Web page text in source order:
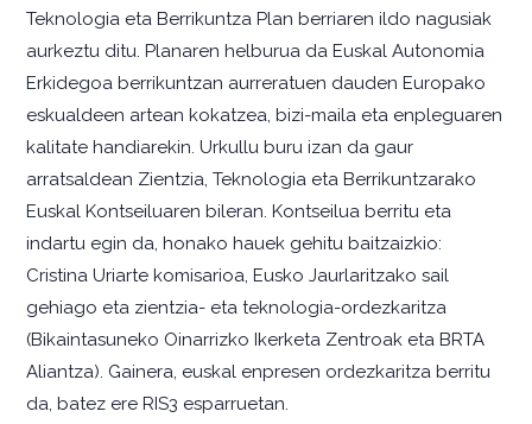
Teknologia eta Berrikuntza Plan berriaren ildo nagusiak
aurkeztu ditu. Planaren helburua da Euskal Autonomia
Erkidegoa berrikuntzan aurreratuen dauden Europako
eskualdeen artean kokatzea, bizi-maila eta enpleguaren
kalitate handiarekin. Urkullu buru izan da gaur
arratsaldean Zientzia, Teknologia eta Berrikuntzarako
Euskal Kontseiluaren bileran. Kontseilua berritu eta
indartu egin da, honako hauek gehitu baitzaizkio:
Cristina Uriarte komisarioa, Eusko Jaurlaritzako sail
gehiago eta zientzia- eta teknologia-ordezkaritza
(Bikaintasuneko Oinarrizko Ikerketa Zentroak eta BRTA
Aliantza). Gainera, euskal enpresen ordezkaritza berritu
da, batez ere RIS3 esparruetan.